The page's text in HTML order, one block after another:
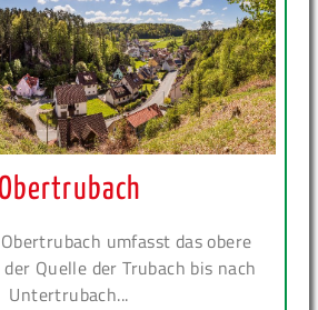
Obertrubach
umfasst das obere
Quelle der Trubach bis nach
Untertrubach...